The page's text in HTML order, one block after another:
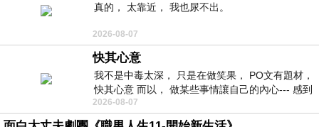
真的， 太靠近， 我也尿不出。
2026-08-07
快其心意
我不是中毒太深， 只是在做笑果， PO文有題材，
快其心意 而以， 做某些事情讓自己的內心--- 感到
愉快。
2026-08-07